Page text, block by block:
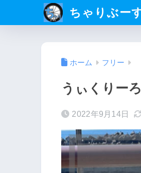
ちゃりぶー
ホーム フリー
うぃくりー
2022年9月14日